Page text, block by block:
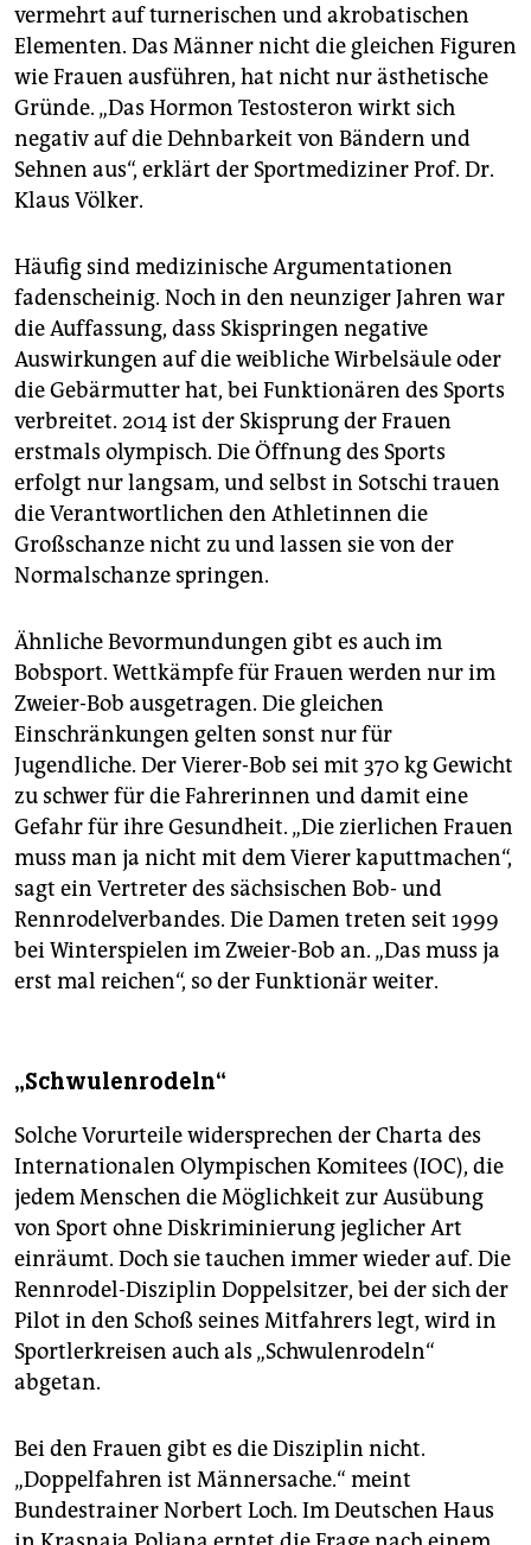
vermehrt auf turnerischen und akrobatischen
Elementen. Das Männer nicht die gleichen Figuren
wie Frauen ausführen, hat nicht nur ästhetische
Gründe. „Das Hormon Testosteron wirkt sich
negativ auf die Dehnbarkeit von Bändern und
Sehnen aus“, erklärt der Sportmediziner Prof. Dr.
Klaus Völker.
Häufig sind medizinische Argumentationen
fadenscheinig. Noch in den neunziger Jahren war
die Auffassung, dass Skispringen negative
Auswirkungen auf die weibliche Wirbelsäule oder
die Gebärmutter hat, bei Funktionären des Sports
verbreitet. 2014 ist der Skisprung der Frauen
erstmals olympisch. Die Öffnung des Sports
erfolgt nur langsam, und selbst in Sotschi trauen
die Verantwortlichen den Athletinnen die
Großschanze nicht zu und lassen sie von der
Normalschanze springen.
Ähnliche Bevormundungen gibt es auch im
Bobsport. Wettkämpfe für Frauen werden nur im
Zweier-Bob ausgetragen. Die gleichen
Einschränkungen gelten sonst nur für
Jugendliche. Der Vierer-Bob sei mit 370 kg Gewicht
zu schwer für die Fahrerinnen und damit eine
Gefahr für ihre Gesundheit. „Die zierlichen Frauen
muss man ja nicht mit dem Vierer kaputtmachen“,
sagt ein Vertreter des sächsischen Bob- und
Rennrodelverbandes. Die Damen treten seit 1999
bei Winterspielen im Zweier-Bob an. „Das muss ja
erst mal reichen“, so der Funktionär weiter.
„Schwulenrodeln“
Solche Vorurteile widersprechen der Charta des
Internationalen Olympischen Komitees (IOC), die
jedem Menschen die Möglichkeit zur Ausübung
von Sport ohne Diskriminierung jeglicher Art
einräumt. Doch sie tauchen immer wieder auf. Die
Rennrodel-Disziplin Doppelsitzer, bei der sich der
Pilot in den Schoß seines Mitfahrers legt, wird in
Sportlerkreisen auch als „Schwulenrodeln“
abgetan.
Bei den Frauen gibt es die Disziplin nicht.
„Doppelfahren ist Männersache.“ meint
Bundestrainer Norbert Loch. Im Deutschen Haus